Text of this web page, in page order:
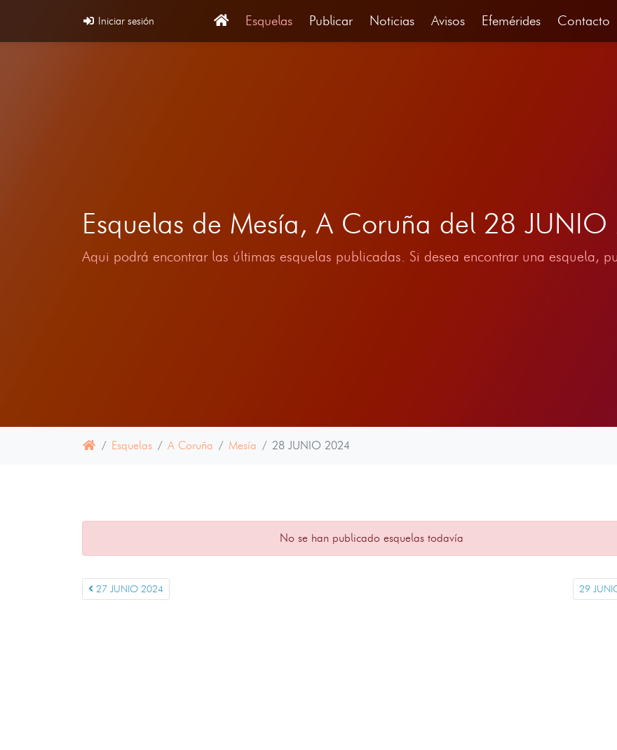
Iniciar sesión Esquelas Publicar Noticias Avisos Efemérides Contacto
Esquelas de Mesía, A Coruña del 28
Aqui podrá encontrar las últimas esquelas publicadas. Si desea encontrar una esquela,
Esquelas A Coruña Mesía 28 JUNIO 2024
No se han publicado esquelas todavía
27 JUNIO 2024 29